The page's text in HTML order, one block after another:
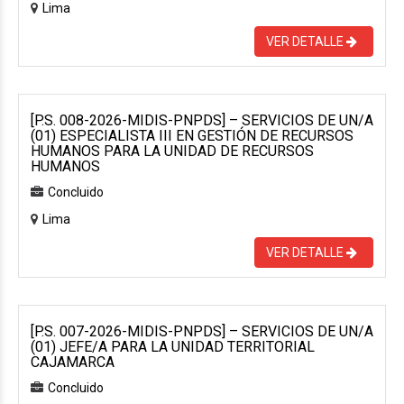
Lima
VER DETALLE
[P.S. 008-2026-MIDIS-PNPDS] – SERVICIOS DE UN/A
(01) ESPECIALISTA III EN GESTIÓN DE RECURSOS
HUMANOS PARA LA UNIDAD DE RECURSOS
HUMANOS
Concluido
Lima
VER DETALLE
[P.S. 007-2026-MIDIS-PNPDS] – SERVICIOS DE UN/A
(01) JEFE/A PARA LA UNIDAD TERRITORIAL
CAJAMARCA
Concluido